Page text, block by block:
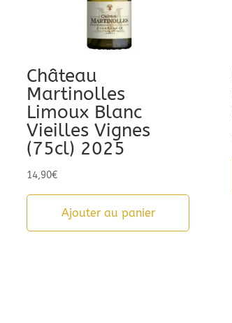
Château
Martinolles
Limoux Blanc
Vieilles Vignes
(75cl) 2025
14,90€
Ajouter au panier